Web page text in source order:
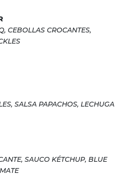
CEBOLLAS CROCANTES,
SALSA PAPACHOS, LECHUGA
SAUCO KÉTCHUP, BLUE